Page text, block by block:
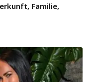
Familie,